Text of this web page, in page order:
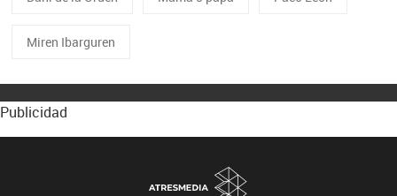
Miren Ibarguren
Publicidad